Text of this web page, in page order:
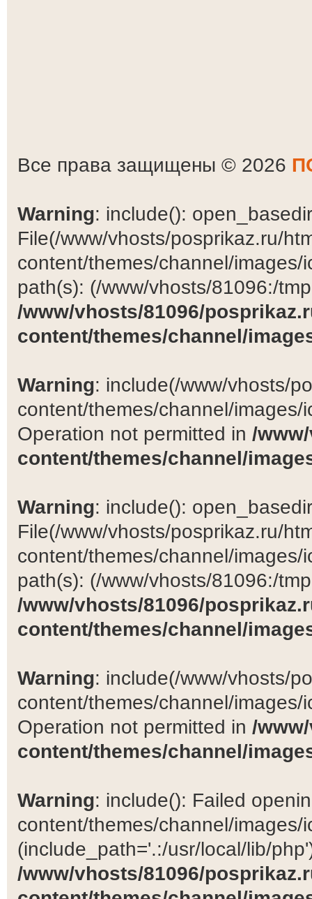
Все права защищены © 2026
Warning: include():
File(/www/vhosts/posprikaz.ru/
content/themes/channel/
path(s): (/www/vhosts/81096:/
/www/vhosts/81096/
content/themes/channel/
Warning: include(/www/vhosts/
content/themes/channel/
Operation not permitted in /
content/themes/channel/
Warning: include():
File(/www/vhosts/posprikaz.ru/
content/themes/channel/
path(s): (/www/vhosts/81096:/
/www/vhosts/81096/
content/themes/channel/
Warning: include(/www/vhosts/
content/themes/channel/
Operation not permitted in /
content/themes/channel/
Warning: include(): Failed
content/themes/channel/images/
(include_path='.:/usr/local/lib/
/www/vhosts/81096/